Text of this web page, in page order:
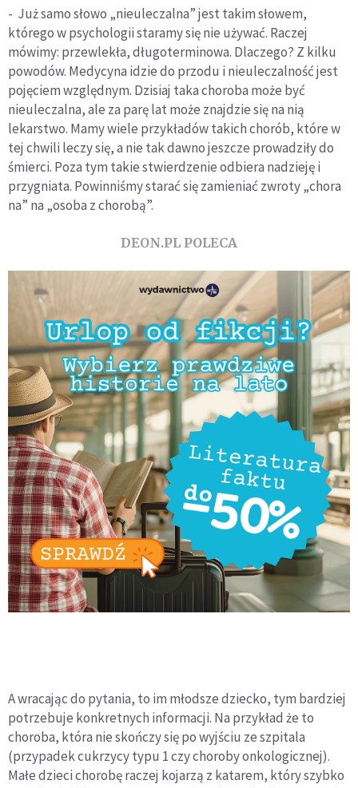
- Już samo słowo „nieuleczalna” jest takim słowem,
którego w psychologii staramy się nie używać. Raczej
mówimy: przewlekła, długoterminowa. Dlaczego? Z kilku
powodów. Medycyna idzie do przodu i nieuleczalność jest
pojęciem względnym. Dzisiaj taka choroba może być
nieuleczalna, ale za parę lat może znajdzie się na nią
lekarstwo. Mamy wiele przykładów takich chorób, które w
tej chwili leczy się, a nie tak dawno jeszcze prowadziły do
śmierci. Poza tym takie stwierdzenie odbiera nadzieję i
przygniata. Powinniśmy starać się zamieniać zwroty „chora
na” na „osoba z chorobą”.
DEON.PL POLECA
A wracając do pytania, to im młodsze dziecko, tym bardziej
potrzebuje konkretnych informacji. Na przykład że to
choroba, która nie skończy się po wyjściu ze szpitala
(przypadek cukrzycy typu 1 czy choroby onkologicznej).
Małe dzieci chorobę raczej kojarzą z katarem, który szybko